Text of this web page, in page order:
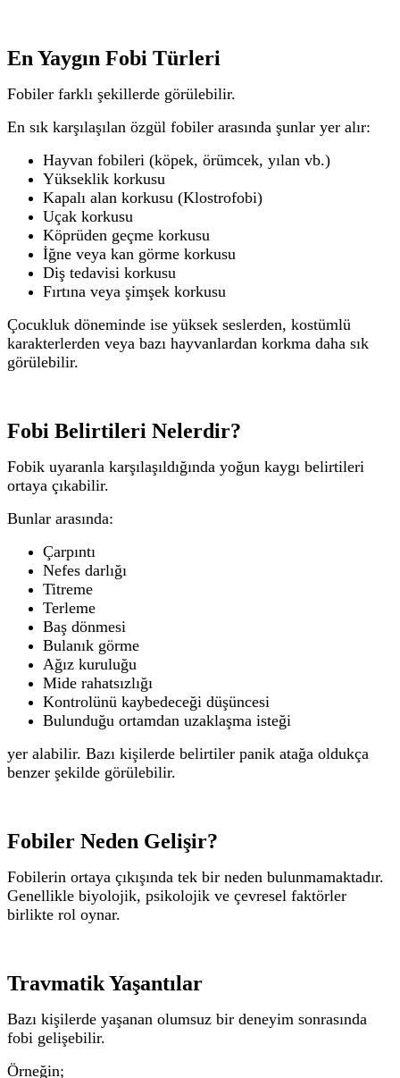
En Yaygın Fobi Türleri
Fobiler farklı şekillerde görülebilir.
En sık karşılaşılan özgül fobiler arasında şunlar yer alır:
Hayvan fobileri (köpek, örümcek, yılan vb.)
Yükseklik korkusu
Kapalı alan korkusu (Klostrofobi)
Uçak korkusu
Köprüden geçme korkusu
İğne veya kan görme korkusu
Diş tedavisi korkusu
Fırtına veya şimşek korkusu
Çocukluk döneminde ise yüksek seslerden, kostümlü
karakterlerden veya bazı hayvanlardan korkma daha sık
görülebilir.
Fobi Belirtileri Nelerdir?
Fobik uyaranla karşılaşıldığında yoğun kaygı belirtileri
ortaya çıkabilir.
Bunlar arasında:
Çarpıntı
Nefes darlığı
Titreme
Terleme
Baş dönmesi
Bulanık görme
Ağız kuruluğu
Mide rahatsızlığı
Kontrolünü kaybedeceği düşüncesi
Bulunduğu ortamdan uzaklaşma isteği
yer alabilir. Bazı kişilerde belirtiler panik atağa oldukça
benzer şekilde görülebilir.
Fobiler Neden Gelişir?
Fobilerin ortaya çıkışında tek bir neden bulunmamaktadır.
Genellikle biyolojik, psikolojik ve çevresel faktörler
birlikte rol oynar.
Travmatik Yaşantılar
Bazı kişilerde yaşanan olumsuz bir deneyim sonrasında
fobi gelişebilir.
Örneğin;